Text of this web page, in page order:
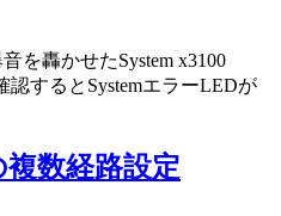
を轟かせたSystem x3100
するとSystemエラーLEDが
複数経路設定